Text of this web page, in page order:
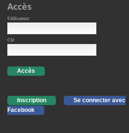
Accès
Utilisateur
Clé
Accès
Inscription
Se connecter avec
Facebook